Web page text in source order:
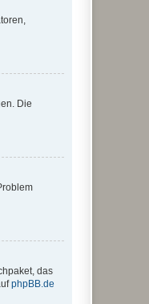
Die
das
phpBB.de